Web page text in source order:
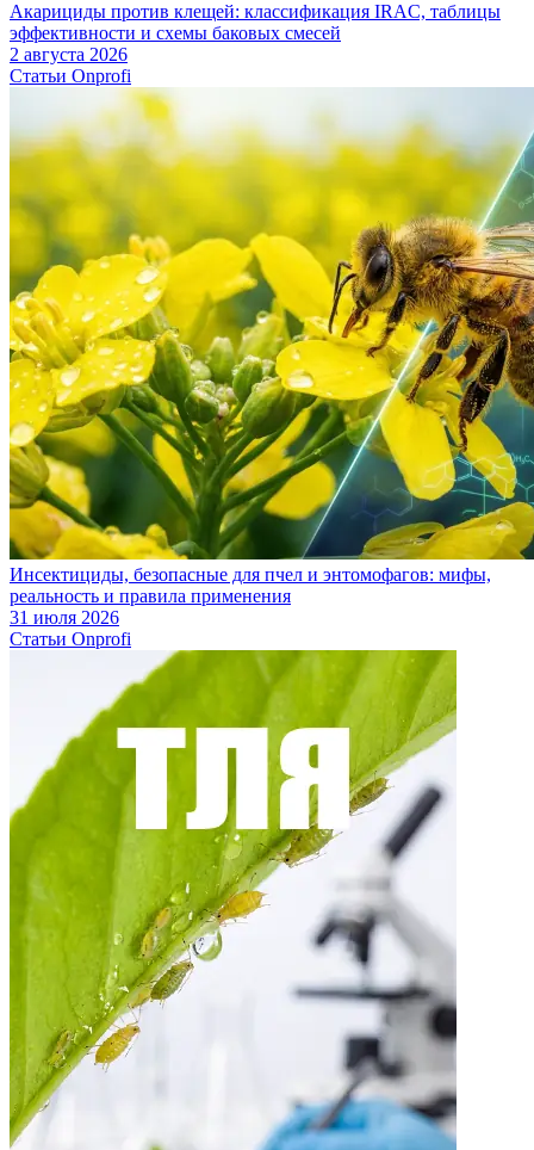
Акарициды против клещей: классификация IRAC, таблицы
эффективности и схемы баковых смесей
2 августа 2026
Статьи Onprofi
Инсектициды, безопасные для пчел и энтомофагов: мифы,
реальность и правила применения
31 июля 2026
Статьи Onprofi